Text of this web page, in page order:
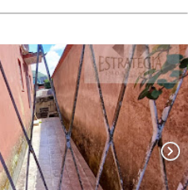
chevron_right